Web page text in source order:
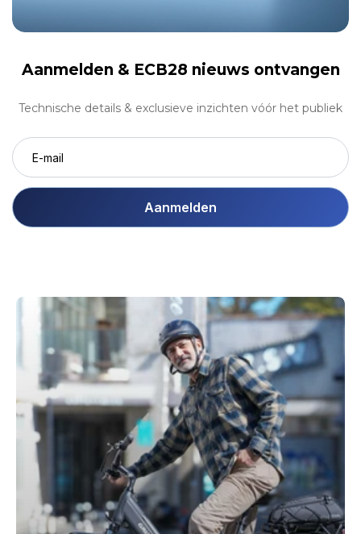
Aanmelden & ECB28 nieuws ontvangen
Technische details & exclusieve inzichten vóór het publiek
Aanmelden